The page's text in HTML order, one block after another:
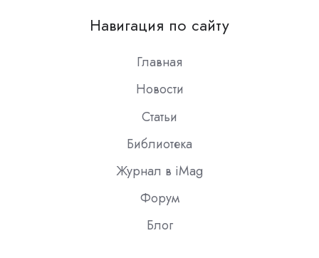
Slack
Навигация по сайту
Главная
Новости
Статьи
Библиотека
Журнал в iMag
Форум
Блог